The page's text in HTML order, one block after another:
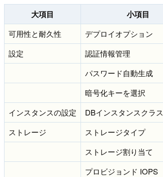
大項目 小項目
可用性と耐久性 デプロイオプション
設定 認証情報管理
パスワード自動生成
暗号化キーを選択
インスタンスの設定
DBインスタンスクラス
ストレージ ストレージタイプ
ストレージ割り当て
プロビジョンド IOPS